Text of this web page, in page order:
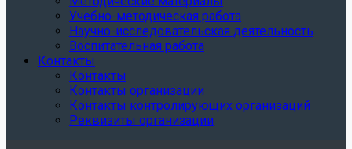
Учебно-методическая работа
Научно-исследовательская деятельность
Воспитательная работа
Контакты
Контакты
Контакты организации
Контакты контролирующих организаций
Реквизиты организации